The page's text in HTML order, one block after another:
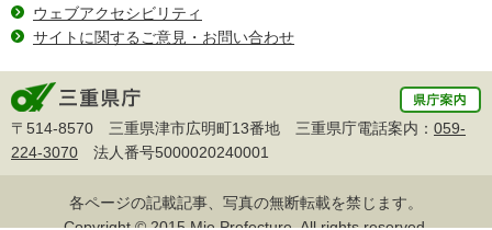
ウェブアクセシビリティ
サイトに関するご意見・お問い合わせ
〒514-8570 三重県津市広明町13番地 三重県庁電話案内： 059-
224-3070 法人番号5000020240001
各ページの記載記事、写真の無断転載を禁じます。